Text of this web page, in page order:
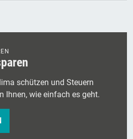
schützen und Steuern
Ihnen, wie einfach es geht.